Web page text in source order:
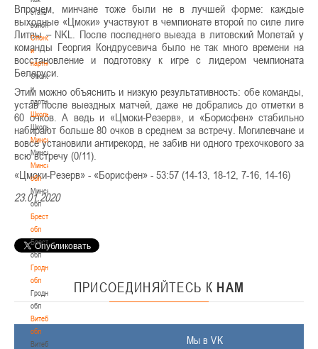
стать
волонтером
Спонсоры
и
партнеры
Спонсоры
и
партнеры
Школы
Школы
Минск
Минск
Минская
обл
Минская
обл
Брестская
обл
Брестская
обл
Гродненская
обл
Гродненская
обл
Витебская
обл
Витебская
Впрочем, минчане тоже были не в лучшей форме: каждые
выходные «Цмоки» участвуют в чемпионате второй по силе лиге
Литвы – NKL. После последнего выезда в литовский Молетай у
команды Георгия Кондрусевича было не так много времени на
восстановление и подготовку к игре с лидером чемпионата
Беларуси.
Этим можно объяснить и низкую результативность: обе команды,
устав после выездных матчей, даже не добрались до отметки в
60 очков. А ведь и «Цмоки-Резерв», и «Борисфен» стабильно
набирают больше 80 очков в среднем за встречу. Могилевчане и
вовсе установили антирекорд, не забив ни одного трехочкового за
всю встречу (0/11).
«Цмоки-Резерв» - «Борисфен» - 53:57 (14-13, 18-12, 7-16, 14-16)
23.01.2020
ПРИСОЕДИНЯЙТЕСЬ К НАМ
Мы в VK